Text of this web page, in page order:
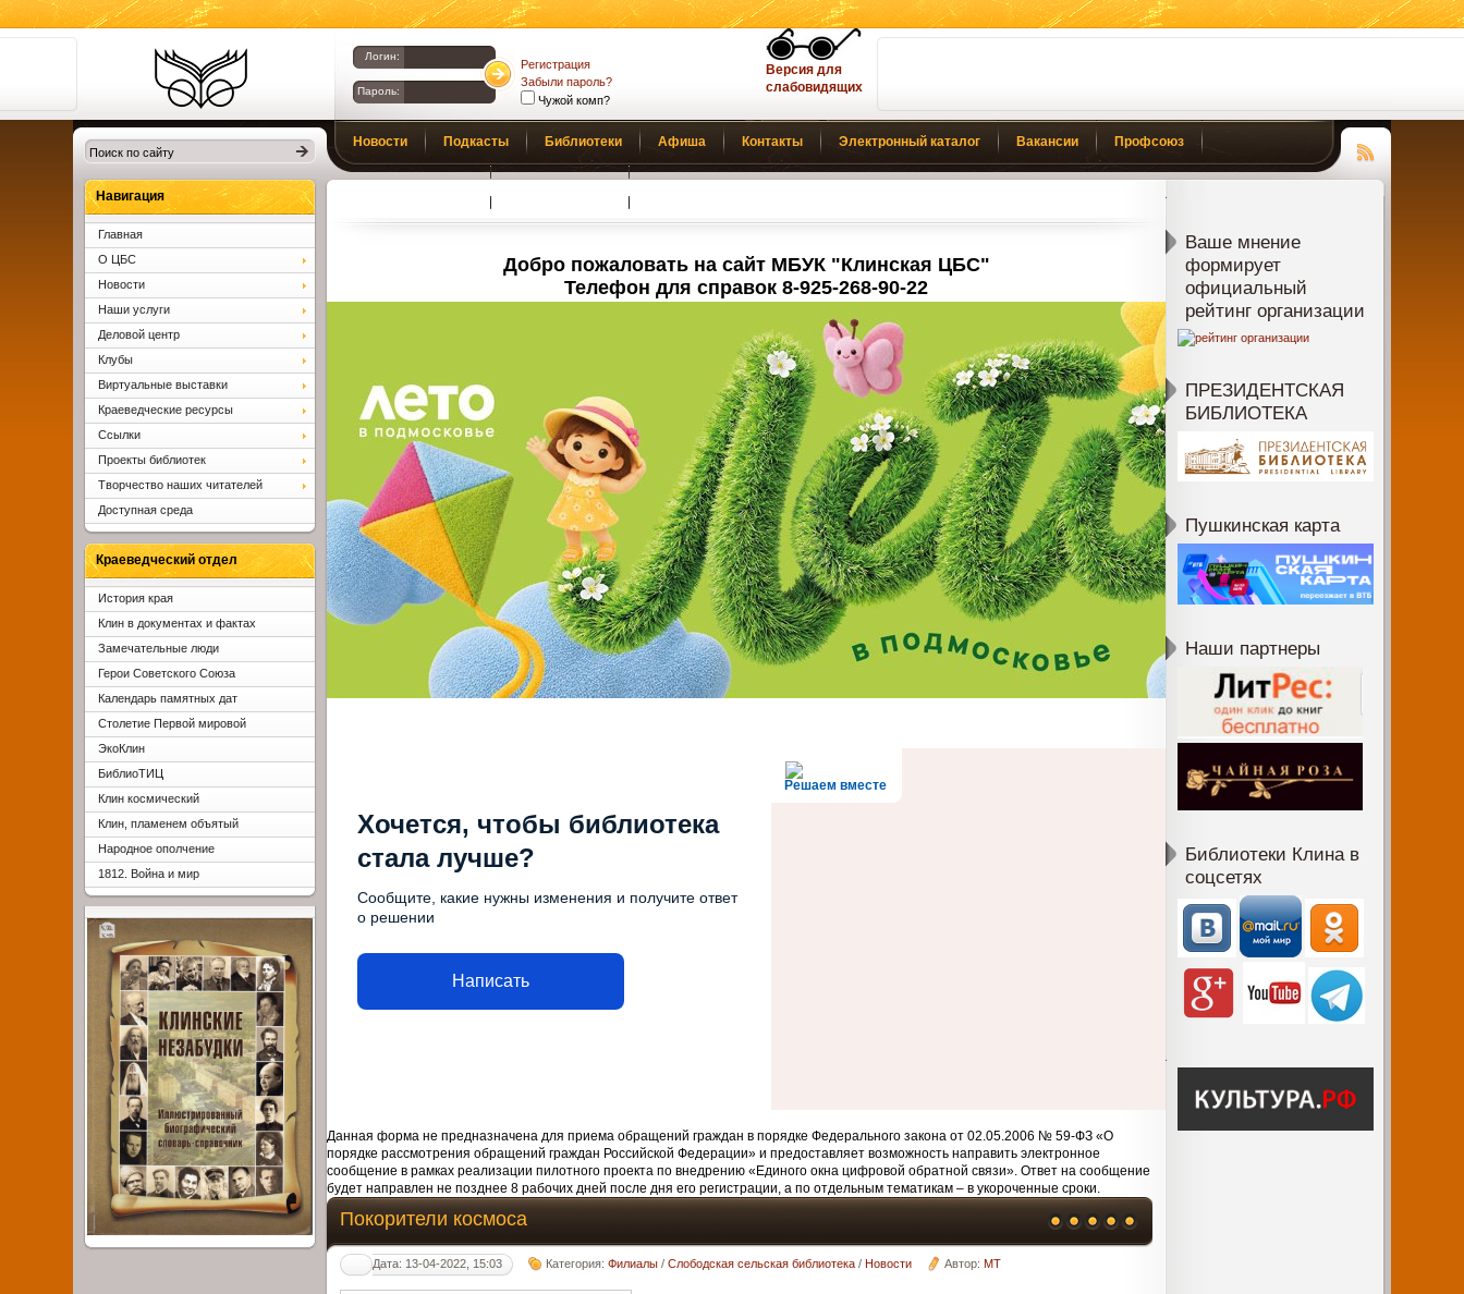
Библиотеки
Клина. Клинская
ЦБС.
Логин:
Пароль:
Регистрация
Забыли пароль?
Чужой комп?
Версия для
слабовидящих
Новости Подкасты Библиотеки Афиша Контакты Электронный каталог Вакансии Профсоюз
Чтение
Добро пожаловать на сайт МБУК "Клинская ЦБС"
Телефон для справок 8-925-268-90-22
Решаем вместе
Хочется, чтобы библиотека
стала лучше?
Сообщите, какие нужны изменения и получите ответ
о решении
Написать
Данная форма не предназначена для приема обращений граждан в порядке Федерального закона от 02.05.2006 № 59-ФЗ «О
порядке рассмотрения обращений граждан Российской Федерации» и предоставляет возможность направить электронное
сообщение в рамках реализации пилотного проекта по внедрению «Единого окна цифровой обратной связи». Ответ на сообщение
будет направлен не позднее 8 рабочих дней после дня его регистрации, а по отдельным тематикам – в укороченные сроки.
Покорители космоса
Дата: 13-04-2022, 15:03 Категория:Филиалы /Слободская сельская библиотека /Новости Автор:MT
Ваше мнение
формирует
официальный
рейтинг организации
ПРЕЗИДЕНТСКАЯ
БИБЛИОТЕКА
Пушкинская карта
Наши партнеры
Библиотеки Клина в
соцсетях
Навигация
Главная
О ЦБС
Новости
Наши услуги
Деловой центр
Клубы
Виртуальные выставки
Краеведческие ресурсы
Ссылки
Проекты библиотек
Творчество наших читателей
Доступная среда
Краеведческий отдел
История края
Клин в документах и фактах
Замечательные люди
Герои Советского Союза
Календарь памятных дат
Столетие Первой мировой
ЭкоКлин
БиблиоТИЦ
Клин космический
Клин, пламенем объятый
Народное ополчение
1812. Война и мир